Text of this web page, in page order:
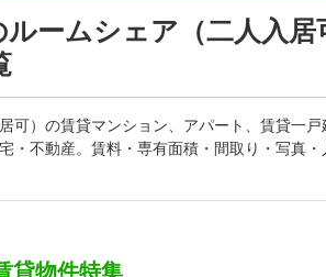
ームシェア（二人入
可）の賃貸マンション、アパート、賃貸一
・不動産。賃料・専有面積・間取り・写真
貸物件特集